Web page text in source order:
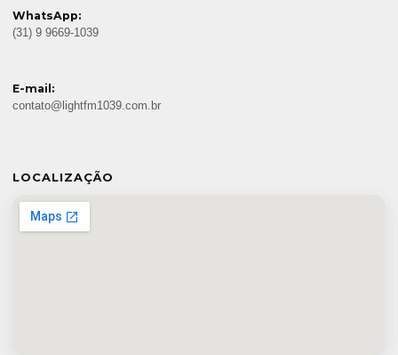
WhatsApp:
(31) 9 9669-1039
E-mail:
contato@lightfm1039.com.br
LOCALIZAÇÃO